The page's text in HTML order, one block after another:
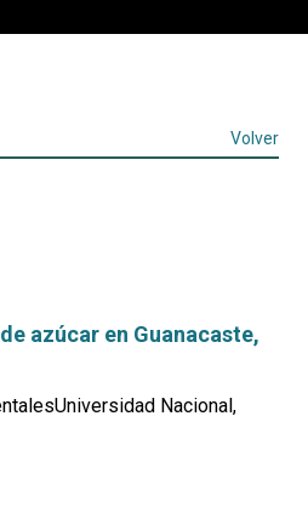
Volver
azúcar en Guanacaste,
Nacional,